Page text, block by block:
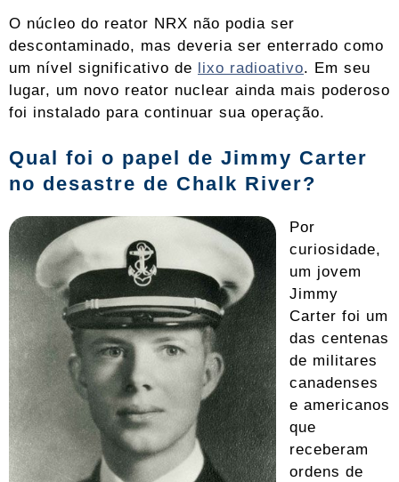
O núcleo do reator NRX não podia ser
descontaminado, mas deveria ser enterrado como
um nível significativo de lixo radioativo. Em seu
lugar, um novo reator nuclear ainda mais poderoso
foi instalado para continuar sua operação.
Qual foi o papel de Jimmy Carter
no desastre de Chalk River?
Por
curiosidade,
um jovem
Jimmy
Carter foi um
das centenas
de militares
canadenses
e americanos
que
receberam
ordens de